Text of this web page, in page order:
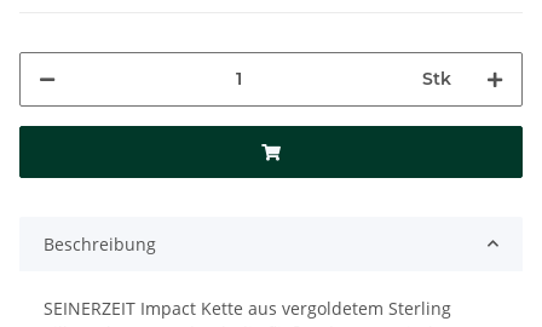
Stk
Beschreibung
SEINERZEIT Impact Kette aus vergoldetem Sterling